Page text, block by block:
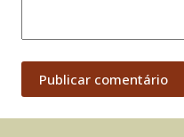
Publicar comentário